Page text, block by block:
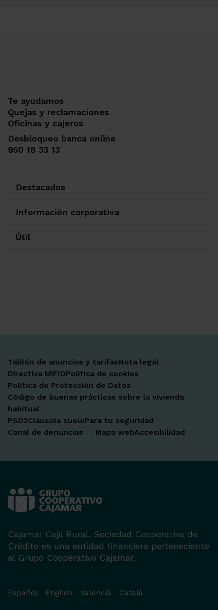
Te ayudamos
Quejas y reclamaciones
Oficinas y cajeros
Desbloqueo banca online
950 18 33 13
Destacados
Información corporativa
Útil
Tablón de anuncios y tarifasNota legal
Directiva MiFIDPolítica de cookies
Política de Protección de Datos
Código de buenas prácticas sobre la vivienda
habitual
PSD2Cláusula sueloPara tu seguridad
Canal de denuncias
Mapa webAccesibilidad
Cajamar Caja Rural, Sociedad Cooperativa de
Crédito es una entidad financiera perteneciente
al Grupo Cooperativo Cajamar.
Español English Valencià Català